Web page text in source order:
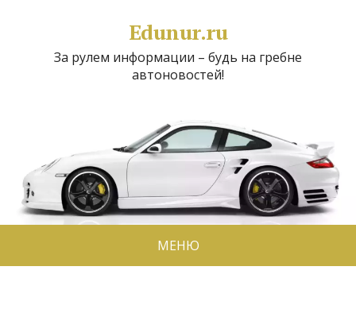
Edunur.ru
За рулем информации – будь на гребне
автоновостей!
МЕНЮ